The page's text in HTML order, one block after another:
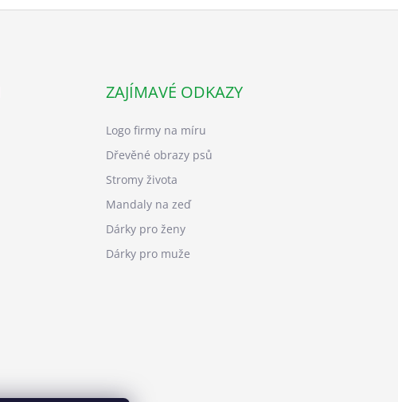
ZAJÍMAVÉ ODKAZY
Logo firmy na míru
Dřevěné obrazy psů
Stromy života
Mandaly na zeď
Dárky pro ženy
Dárky pro muže